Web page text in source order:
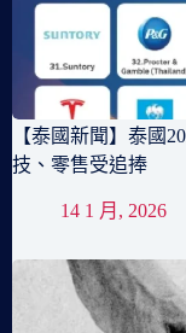
【泰國新聞】泰國
技、零售受追捧
14 1 月, 2026